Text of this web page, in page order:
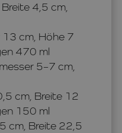
4,5 cm,
13 cm, Höhe 7
470 ml
5–7 cm,
cm, Breite 12
150 ml
cm, Breite 22,5